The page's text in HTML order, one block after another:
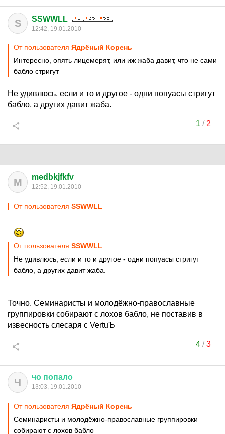
S SSWWLL
12:42, 19.01.2010
От пользователя Ядрёный Корень
Интересно, опять лицемерят, или иж жаба давит, что не сами
бабло стригут
Не удивлюсь, если и то и другое - одни попуасы стригут
бабло, а других давит жаба.
1 / 2
M medbkjfkfv
12:52, 19.01.2010
От пользователя SSWWLL
От пользователя SSWWLL
Не удивлюсь, если и то и другое - одни попуасы стригут
бабло, а других давит жаба.
Точно. Семинаристы и молодёжно-православные
группировки собирают с лохов бабло, не поставив в
извесность слесаря с VertuЪ
4/3
Ч чо попало
13:03, 19.01.2010
От пользователя Ядрёный Корень
Семинаристы и молодёжно-православные группировки
собирают с лохов бабло